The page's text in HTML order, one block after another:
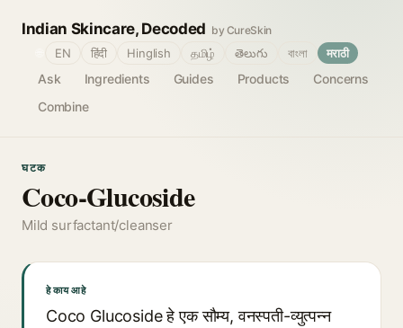
Indian Skincare, Decoded by CureSkin
Ask Ingredients Guides Products
Concerns
Combine
EN हिंदी Hinglish தமிழ் తెలుగు বাংলা मराठी
घटक
Coco-Glucoside
Mild surfactant/cleanser
हे काय आहे
Coco Glucoside हे एक सौम्य, वनस्पती-व्युत्पन्न